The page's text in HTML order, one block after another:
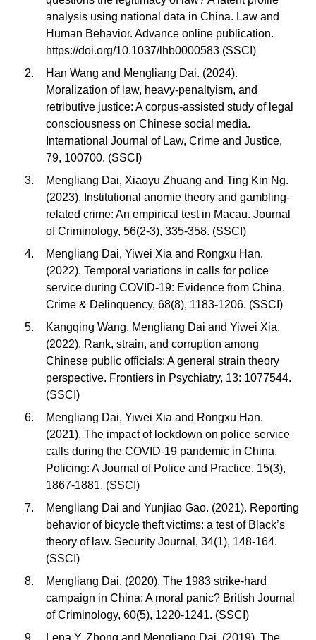
analysis using national data in China. Law and
Human Behavior. Advance online publication.
https://doi.org/10.1037/lhb0000583 (SSCI)
Han Wang and Mengliang Dai. (2024).
Moralization of law, heavy-penaltyism, and
retributive justice: A corpus-assisted study of legal
consciousness on Chinese social media.
International Journal of Law, Crime and Justice,
79, 100700. (SSCI)
Mengliang Dai, Xiaoyu Zhuang and Ting Kin Ng.
(2023). Institutional anomie theory and gambling-
related crime: An empirical test in Macau. Journal
of Criminology, 56(2-3), 335-358. (SSCI)
Mengliang Dai, Yiwei Xia and Rongxu Han.
(2022). Temporal variations in calls for police
service during COVID-19: Evidence from China.
Crime & Delinquency, 68(8), 1183-1206. (SSCI)
Kangqing Wang, Mengliang Dai and Yiwei Xia.
(2022). Rank, strain, and corruption among
Chinese public officials: A general strain theory
perspective. Frontiers in Psychiatry, 13: 1077544.
(SSCI)
Mengliang Dai, Yiwei Xia and Rongxu Han.
(2021). The impact of lockdown on police service
calls during the COVID-19 pandemic in China.
Policing: A Journal of Police and Practice, 15(3),
1867-1881. (SSCI)
Mengliang Dai and Yunjiao Gao. (2021). Reporting
behavior of bicycle theft victims: a test of Black’s
theory of law. Security Journal, 34(1), 148-164.
(SSCI)
Mengliang Dai. (2020). The 1983 strike-hard
campaign in China: A moral panic? British Journal
of Criminology, 60(5), 1220-1241. (SSCI)
Lena Y. Zhong and Mengliang Dai. (2019). The